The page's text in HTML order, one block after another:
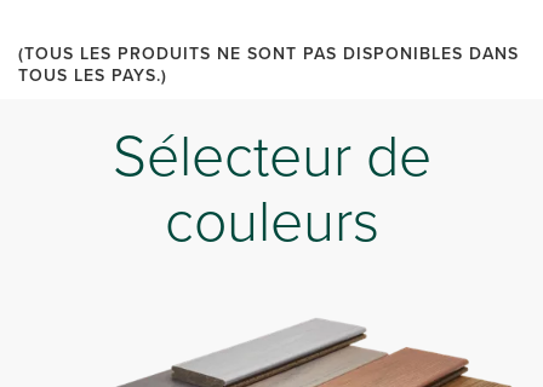
(TOUS LES PRODUITS NE SONT PAS DISPONIBLES DANS
TOUS LES PAYS.)
Sélecteur de
couleurs